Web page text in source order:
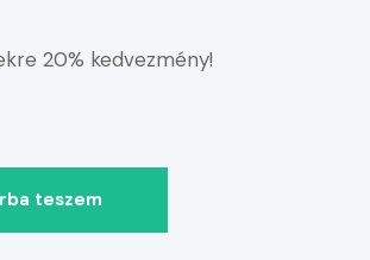
20% kedvezmény!
teszem